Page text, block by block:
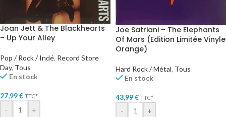
Joan Jett & The Blackhearts
– Up Your Alley
Pop / Rock / Indé, Record Store
Day, Tous
En stock
27,99€ TTC*
- +
Joe Satriani – The Elephants
Of Mars (Edition Limitée Vinyle
Orange)
Hard Rock / Métal, Tous
En stock
43,99€ TTC*
- +